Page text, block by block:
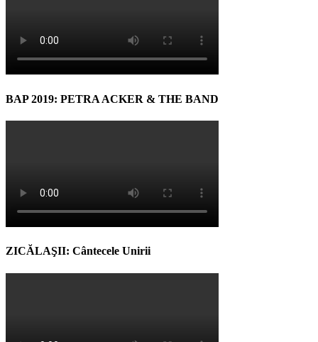
BAP 2019: PETRA ACKER & THE BAND
ZICĂLAŞII: Cântecele Unirii